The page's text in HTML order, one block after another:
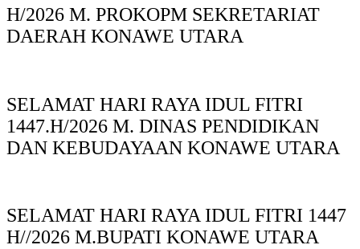
H/2026 M. PROKOPM SEKRETARIAT
DAERAH KONAWE UTARA
SELAMAT HARI RAYA IDUL FITRI
1447.H/2026 M. DINAS PENDIDIKAN
DAN KEBUDAYAAN KONAWE UTARA
SELAMAT HARI RAYA IDUL FITRI 1447
H//2026 M.BUPATI KONAWE UTARA